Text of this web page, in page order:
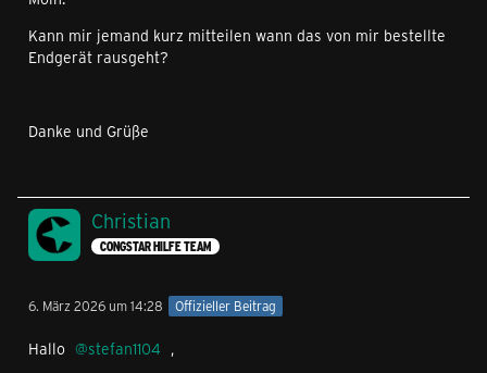
Kann mir jemand kurz mitteilen wann das von mir bestellte
Endgerät rausgeht?
Danke und Grüße
Christian
CONGSTAR HILFE TEAM
6. März 2026 um 14:28 Offizieller Beitrag
Hallo stefan1104 ,